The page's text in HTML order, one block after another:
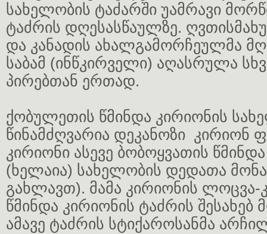
სახელობის ტაძარში უამრავი
ტაძრის დღესასწაულზე.
და კანადის ახალგამორჩეულმა
საბამ (ინწკირველი) აღასრულა
პირებთან ერთად.
ქობულეთის წმინდა კირიონის
წინამძღვარია დეკანოზი კირიონ
კირიონი ასევე ბობოყვათის
(ხელაია) სახელობის დედათა
გახლავთ). მამა კირიონის ლოცვა-
წმინდა კირიონის ტაძრის
ამავე ტაძრის სტიქაროსანმა